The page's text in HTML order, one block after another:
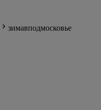
зимавподмосковье